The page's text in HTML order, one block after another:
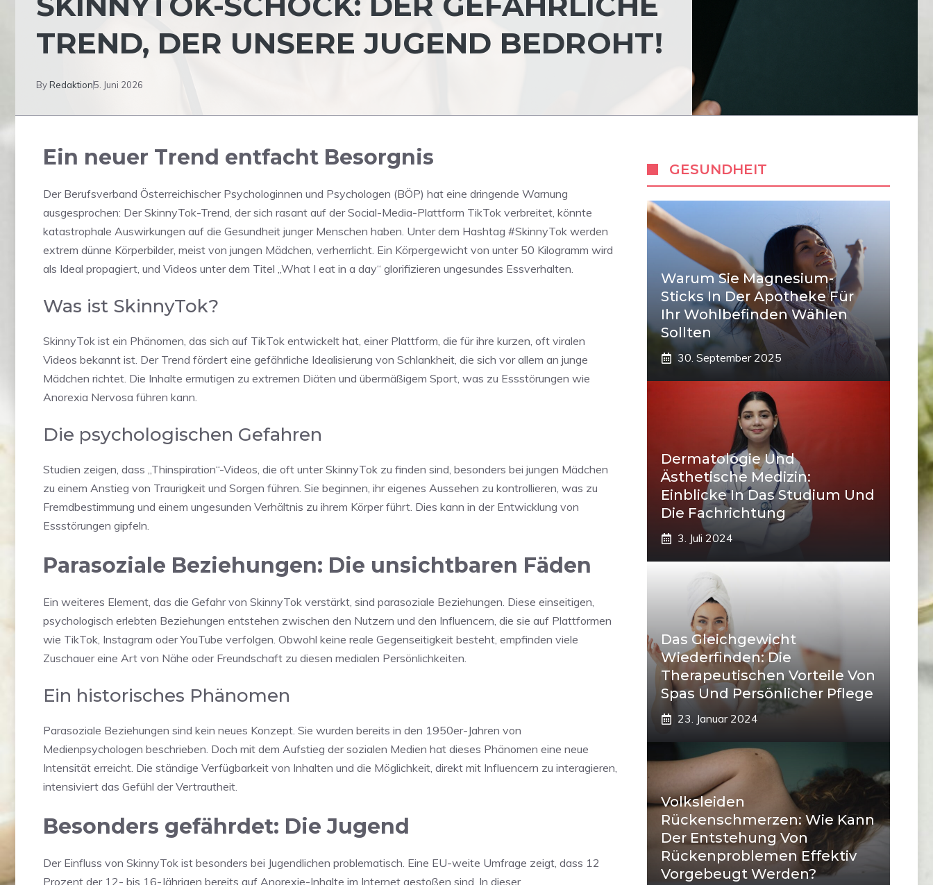
TREND, DER UNSERE JUGEND BEDROHT!
By Redaktion5. Juni 2026
Ein neuer Trend entfacht Besorgnis
Der Berufsverband Österreichischer Psychologinnen und Psychologen (BÖP) hat eine dringende Warnung
ausgesprochen: Der SkinnyTok-Trend, der sich rasant auf der Social-Media-Plattform TikTok verbreitet, könnte
katastrophale Auswirkungen auf die Gesundheit junger Menschen haben. Unter dem Hashtag #SkinnyTok werden
extrem dünne Körperbilder, meist von jungen Mädchen, verherrlicht. Ein Körpergewicht von unter 50 Kilogramm wird
als Ideal propagiert, und Videos unter dem Titel „What I eat in a day“ glorifizieren ungesundes Essverhalten.
Was ist SkinnyTok?
SkinnyTok ist ein Phänomen, das sich auf TikTok entwickelt hat, einer Plattform, die für ihre kurzen, oft viralen
Videos bekannt ist. Der Trend fördert eine gefährliche Idealisierung von Schlankheit, die sich vor allem an junge
Mädchen richtet. Die Inhalte ermutigen zu extremen Diäten und übermäßigem Sport, was zu Essstörungen wie
Anorexia Nervosa führen kann.
Die psychologischen Gefahren
Studien zeigen, dass „Thinspiration“-Videos, die oft unter SkinnyTok zu finden sind, besonders bei jungen Mädchen
zu einem Anstieg von Traurigkeit und Sorgen führen. Sie beginnen, ihr eigenes Aussehen zu kontrollieren, was zu
Fremdbestimmung und einem ungesunden Verhältnis zu ihrem Körper führt. Dies kann in der Entwicklung von
Essstörungen gipfeln.
Parasoziale Beziehungen: Die unsichtbaren Fäden
Ein weiteres Element, das die Gefahr von SkinnyTok verstärkt, sind parasoziale Beziehungen. Diese einseitigen,
psychologisch erlebten Beziehungen entstehen zwischen den Nutzern und den Influencern, die sie auf Plattformen
wie TikTok, Instagram oder YouTube verfolgen. Obwohl keine reale Gegenseitigkeit besteht, empfinden viele
Zuschauer eine Art von Nähe oder Freundschaft zu diesen medialen Persönlichkeiten.
Ein historisches Phänomen
Parasoziale Beziehungen sind kein neues Konzept. Sie wurden bereits in den 1950er-Jahren von
Medienpsychologen beschrieben. Doch mit dem Aufstieg der sozialen Medien hat dieses Phänomen eine neue
Intensität erreicht. Die ständige Verfügbarkeit von Inhalten und die Möglichkeit, direkt mit Influencern zu interagieren,
intensiviert das Gefühl der Vertrautheit.
Besonders gefährdet: Die Jugend
Der Einfluss von SkinnyTok ist besonders bei Jugendlichen problematisch. Eine EU-weite Umfrage zeigt, dass 12
Prozent der 12- bis 16-Jährigen bereits auf Anorexie-Inhalte im Internet gestoßen sind. In dieser
GESUNDHEIT
Warum Sie Magnesium-
Sticks In Der Apotheke Für
Ihr Wohlbefinden Wählen
Sollten
30. September 2025
Dermatologie Und
Ästhetische Medizin:
Einblicke In Das Studium Und
Die Fachrichtung
3. Juli 2024
Das Gleichgewicht
Wiederfinden: Die
Therapeutischen Vorteile Von
Spas Und Persönlicher Pflege
23. Januar 2024
Volksleiden
Rückenschmerzen: Wie Kann
Der Entstehung Von
Rückenproblemen Effektiv
Vorgebeugt Werden?